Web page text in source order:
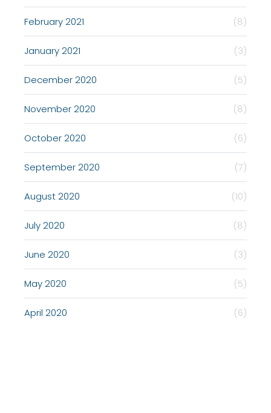
February 2021 (8)
January 2021 (3)
December 2020 (5)
November 2020 (8)
October 2020 (6)
September 2020 (7)
August 2020 (10)
July 2020 (8)
June 2020 (3)
May 2020 (5)
April 2020 (6)